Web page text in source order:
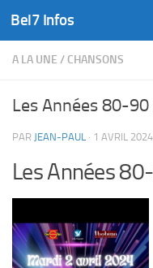
Skip to content
Bel7 Infos
A LA UNE / CHANSONS
Les Années 80-
PAR JEAN-PAUL · 1 AVRIL 2024
Les Années